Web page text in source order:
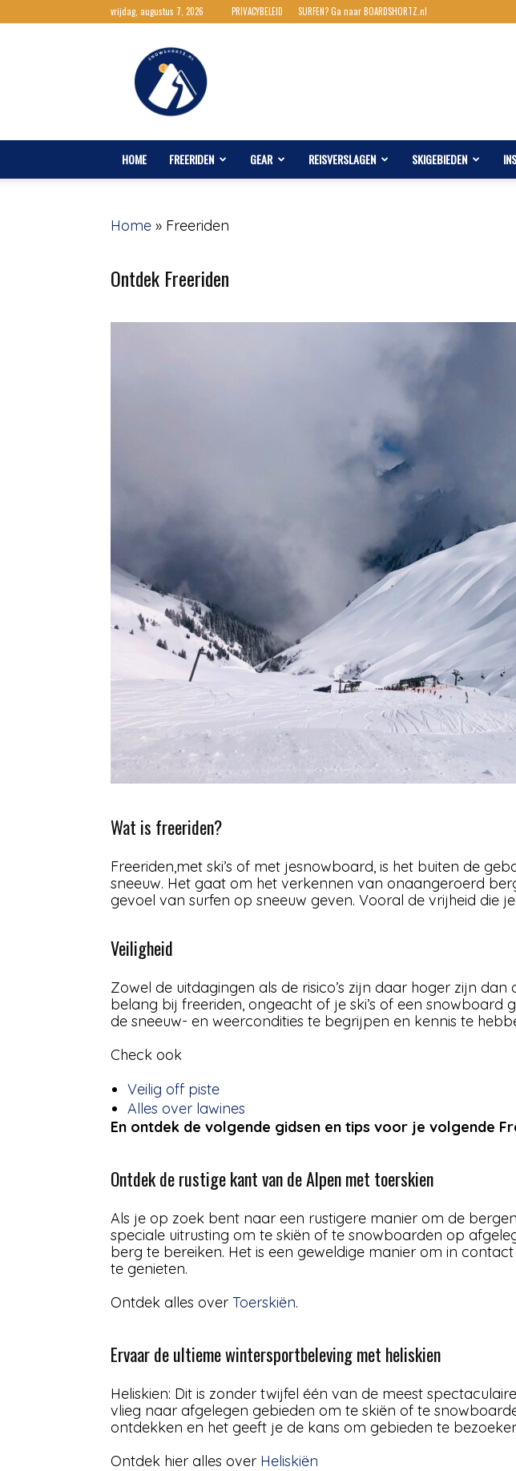
vrijdag, augustus 7, 2026 PRIVACYBELEID SURFEN? Ga naar BOARDSHORTZ.nl
Snowshortz.nl
HOME FREERIDEN GEAR REISVERSLAGEN SKIGEBIEDEN
Home » Freeriden
Ontdek Freeriden
Wat is freeriden?
Freeriden,met ski’s of met jesnowboard, is het buiten de
sneeuw. Het gaat om het verkennen van onaangeroerd
gevoel van surfen op sneeuw geven. Vooral de vrijheid
Veiligheid
Zowel de uitdagingen als de risico’s zijn daar hoger zijn
belang bij freeriden, ongeacht of je ski’s of een snowboard
de sneeuw- en weercondities te begrijpen en kennis te
Check ook
Veilig off piste
Alles over lawines
En ontdek de volgende gidsen en tips voor je volgende
Ontdek de rustige kant van de Alpen met toerskien
Als je op zoek bent naar een rustigere manier om de
speciale uitrusting om te skiën of te snowboarden op
berg te bereiken. Het is een geweldige manier om in
te genieten.
Ontdek alles over Toerskiën.
Ervaar de ultieme wintersportbeleving met heliskien
Heliskien: Dit is zonder twijfel één van de meest
vlieg naar afgelegen gebieden om te skiën of te
ontdekken en het geeft je de kans om gebieden te
Ontdek hier alles over Heliskiën